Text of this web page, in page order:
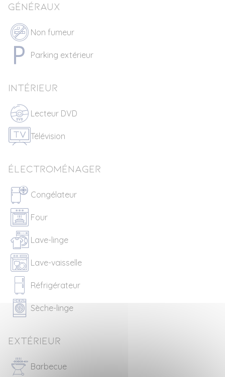
Généraux
Non fumeur
Parking extérieur
Intérieur
Lecteur DVD
Télévision
Électroménager
Congélateur
Four
Lave-linge
Lave-vaisselle
Réfrigérateur
Sèche-linge
Extérieur
Barbecue